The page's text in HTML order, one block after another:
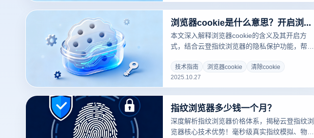
浏览器cookie是什么意思？开启浏览器cookie是什么意思？
本文深入解释浏览器cookie的含义及其开启方
式，结合云登指纹浏览器的隐私保护功能，帮助
指纹技术实现安全浏览，并下载云登提升在线隐
私。
技术指南 浏览器cookie
清除cookie
2025.10.27
指纹浏览器多少钱一个月？
深度解析指纹浏览器价格体系，揭秘云登指纹浏
览器核心技术优势！毫秒级真实指纹模拟、物理